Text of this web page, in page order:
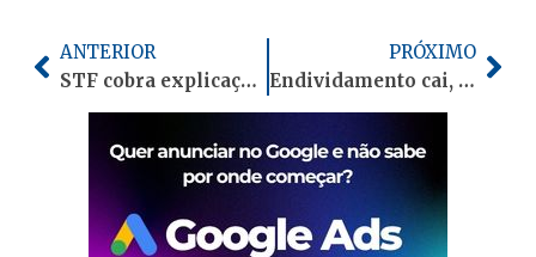
Anterior
ANTERIOR
STF cobra explicações do Governo do Acre sobre regularização fundiária e grilagem
PRÓXIMO
Endividamento cai, mas 50 mil famílias acreanas seguem com contas em atraso